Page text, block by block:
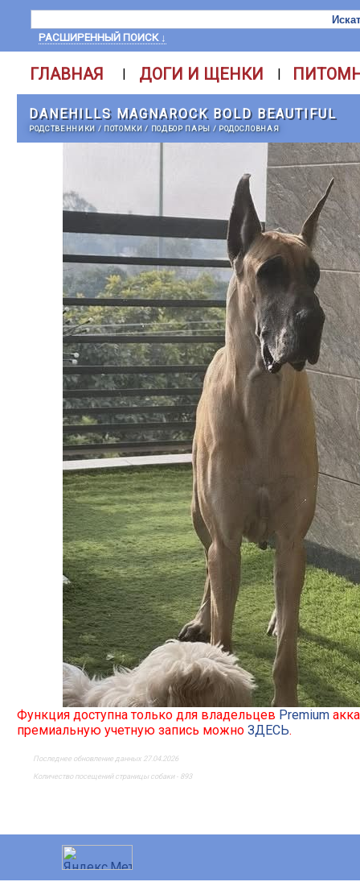
РАСШИРЕННЫЙ ПОИСК ↓
ГЛАВНАЯ | ДОГИ И ЩЕНКИ |
DANEHILLS MAGNAROCK BOLD BEAUTIFUL
РОДСТВЕННИКИ / ПОТОМКИ/ ПОДБОР ПАРЫ / РОДОСЛОВНАЯ
Функция доступна только для владельцев Premium
премиальную учетную запись можно ЗДЕСЬ.
Последнее обновление данных 27.04.2026
Количество посещений страницы собаки - 893